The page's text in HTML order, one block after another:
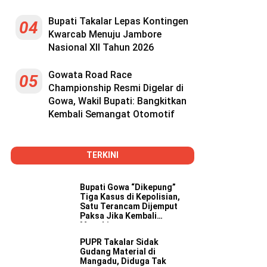
04
Bupati Takalar Lepas Kontingen
Kwarcab Menuju Jambore
Nasional XII Tahun 2026
05
Gowata Road Race
Championship Resmi Digelar di
Gowa, Wakil Bupati: Bangkitkan
Kembali Semangat Otomotif
TERKINI
Bupati Gowa “Dikepung”
Tiga Kasus di Kepolisian,
Satu Terancam Dijemput
Paksa Jika Kembali
Mangkir
PUPR Takalar Sidak
Gudang Material di
Mangadu, Diduga Tak